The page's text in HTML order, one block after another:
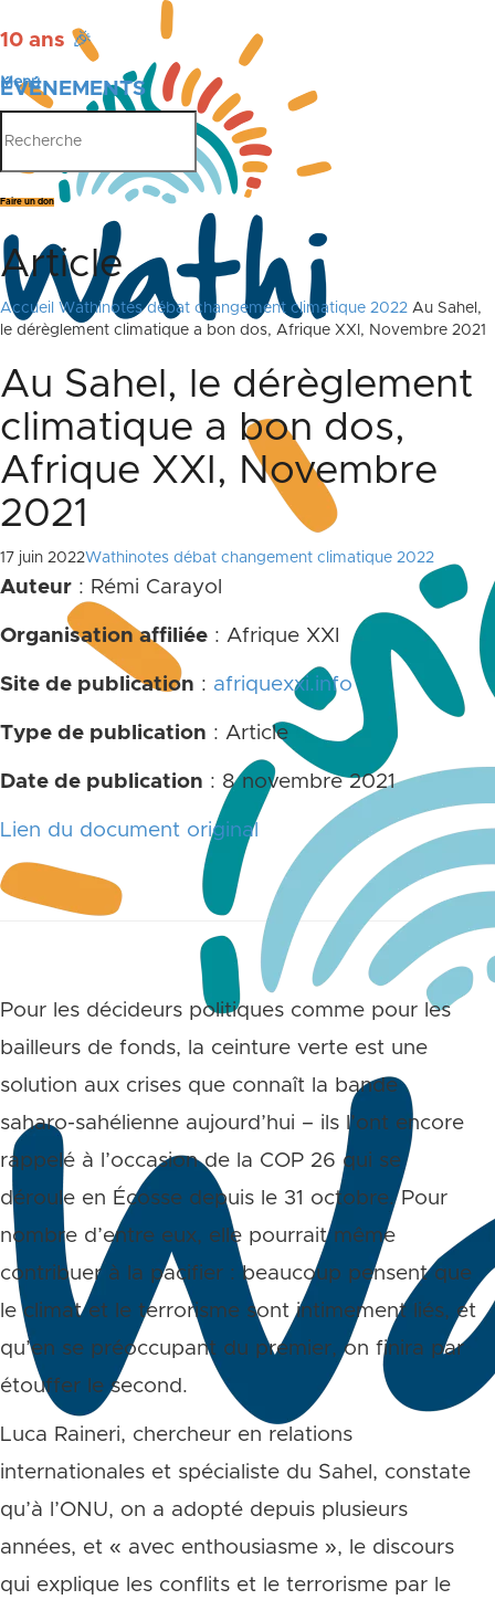
10 ans 🎉
ÉVÉNEMENTS
PUBLICATIONS
Menu
Faire un don
Article
Accueil Wathinotes débat changement climatique 2022 Au Sahel,
le dérèglement climatique a bon dos, Afrique XXI, Novembre 2021
Au Sahel, le dérèglement
climatique a bon dos,
Afrique XXI, Novembre
2021
17 juin 2022Wathinotes débat changement climatique 2022
Auteur : Rémi Carayol
Organisation affiliée : Afrique XXI
Site de publication : afriquexxi.info
Type de publication : Article
Date de publication : 8 novembre 2021
Lien du document original
Pour les décideurs politiques comme pour les
bailleurs de fonds, la ceinture verte est une
solution aux crises que connaît la bande
saharo-sahélienne aujourd’hui – ils l’ont encore
rappelé à l’occasion de la COP 26 qui se
déroule en Écosse depuis le 31 octobre. Pour
nombre d’entre eux, elle pourrait même
contribuer à la pacifier : beaucoup pensent que
le climat et le terrorisme sont intimement liés, et
qu’en se préoccupant du premier, on finira par
étouffer le second.
Luca Raineri, chercheur en relations
internationales et spécialiste du Sahel, constate
qu’à l’ONU, on a adopté depuis plusieurs
années, et « avec enthousiasme », le discours
qui explique les conflits et le terrorisme par le